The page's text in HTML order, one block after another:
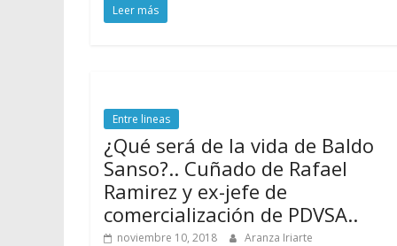
Leer más
Entre lineas
¿Qué será de la vida de Baldo
Sanso?.. Cuñado de Rafael
Ramirez y ex-jefe de
comercialización de PDVSA..
noviembre 10, 2018 Aranza Iriarte